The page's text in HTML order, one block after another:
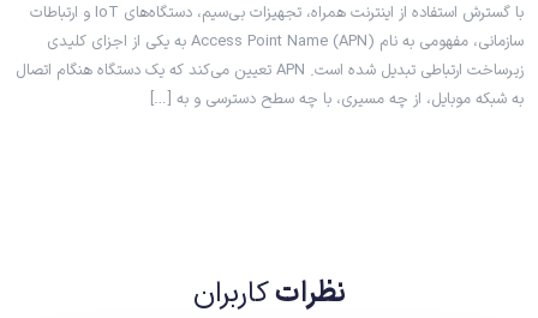
با گسترش استفاده از اینترنت همراه، تجهیزات بی‌سیم، دستگاه‌های IoT و ارتباطات
سازمانی، مفهومی به نام Access Point Name (APN) به یکی از اجزای کلیدی
زیرساخت ارتباطی تبدیل شده است. APN تعیین می‌کند که یک دستگاه هنگام اتصال
به شبکه موبایل، از چه مسیری، با چه سطح دسترسی و به […]
نظراتکاربران